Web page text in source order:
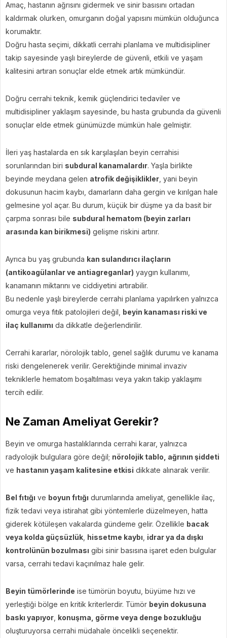
Amaç, hastanın ağrısını gidermek ve sinir basısını ortadan
kaldırmak olurken, omurganın doğal yapısını mümkün olduğunca
korumaktır.
Doğru hasta seçimi, dikkatli cerrahi planlama ve multidisipliner
takip sayesinde yaşlı bireylerde de güvenli, etkili ve yaşam
kalitesini artıran sonuçlar elde etmek artık mümkündür.
Doğru cerrahi teknik, kemik güçlendirici tedaviler ve
multidisipliner yaklaşım sayesinde, bu hasta grubunda da güvenli
sonuçlar elde etmek günümüzde mümkün hale gelmiştir.
İleri yaş hastalarda en sık karşılaşılan beyin cerrahisi
sorunlarından biri subdural kanamalardır. Yaşla birlikte
beyinde meydana gelen atrofik değişiklikler , yani beyin
dokusunun hacim kaybı, damarların daha gergin ve kırılgan hale
gelmesine yol açar. Bu durum, küçük bir düşme ya da basit bir
çarpma sonrası bile subdural hematom (beyin zarları
arasında kan birikmesi) gelişme riskini artırır.
Ayrıca bu yaş grubunda kan sulandırıcı ilaçların
(antikoagülanlar ve antiagreganlar) yaygın kullanımı,
kanamanın miktarını ve ciddiyetini artırabilir.
Bu nedenle yaşlı bireylerde cerrahi planlama yapılırken yalnızca
omurga veya fıtık patolojileri değil, beyin kanaması riski ve
ilaç kullanımı da dikkatle değerlendirilir.
Cerrahi kararlar, nörolojik tablo, genel sağlık durumu ve kanama
riski dengelenerek verilir. Gerektiğinde minimal invaziv
tekniklerle hematom boşaltılması veya yakın takip yaklaşımı
tercih edilir.
Ne Zaman Ameliyat Gerekir?
Beyin ve omurga hastalıklarında cerrahi karar, yalnızca
radyolojik bulgulara göre değil; nörolojik tablo, ağrının şiddeti
ve hastanın yaşam kalitesine etkisi dikkate alınarak verilir.
Bel fıtığı ve boyun fıtığı durumlarında ameliyat, genellikle ilaç,
fizik tedavi veya istirahat gibi yöntemlerle düzelmeyen, hatta
giderek kötüleşen vakalarda gündeme gelir. Özellikle bacak
veya kolda güçsüzlük hissetme kaybı idrar ya da dışkı
kontrolünün bozulması gibi sinir basısına işaret eden bulgular
varsa, cerrahi tedavi kaçınılmaz hale gelir.
Beyin tümörlerinde ise tümörün boyutu, büyüme hızı ve
yerleştiği bölge en kritik kriterlerdir. Tümör beyin dokusuna
baskı yapıyor konuşma, görme veya denge bozukluğu
oluşturuyorsa cerrahi müdahale öncelikli seçenektir.